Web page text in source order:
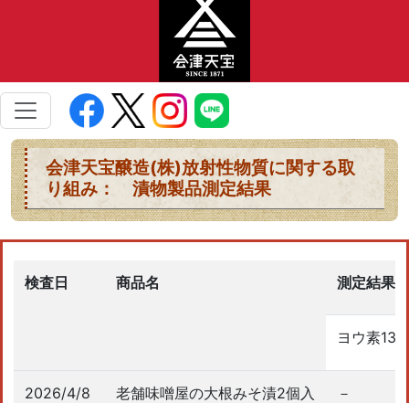
会津天宝醸造(株)放射性物質に関する取
り組み： 漬物製品測定結果
検査日 商品名 測定結果
ヨウ素131
2026/4/8 老舗味噌屋の大根みそ漬2個入 －